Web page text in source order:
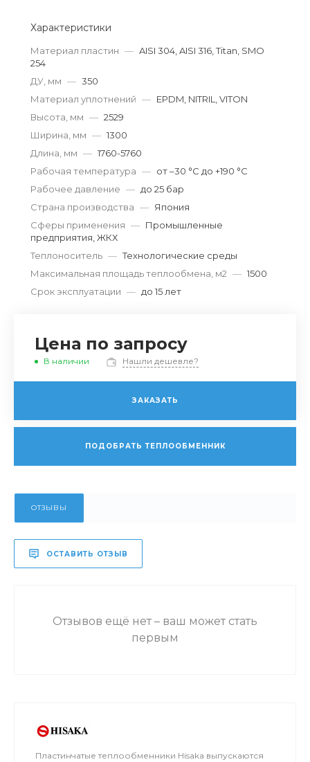
Характеристики
Материал пластин — AISI 304, AISI 316, Titan, SMO
254
ДУ, мм — 350
Материал уплотнений — EPDM, NITRIL, VITON
Высота, мм — 2529
Ширина, мм — 1300
Длина, мм — 1760-5760
Рабочая температура — от –30 °С до +190 °С
Рабочее давление — до 25 бар
Страна производства — Япония
Сферы применения — Промышленные
предприятия, ЖКХ
Теплоноситель — Технологические среды
Максимальная площадь теплообмена, м2 — 1500
Срок эксплуатации — до 15 лет
Цена по запросу
В наличии Нашли дешевле?
ЗАКАЗАТЬ
ПОДОБРАТЬ ТЕПЛООБМЕННИК
ОТЗЫВЫ
ОСТАВИТЬ ОТЗЫВ
Отзывов ещё нет – ваш может стать
первым
Пластинчатые теплообменники Hisaka выпускаются